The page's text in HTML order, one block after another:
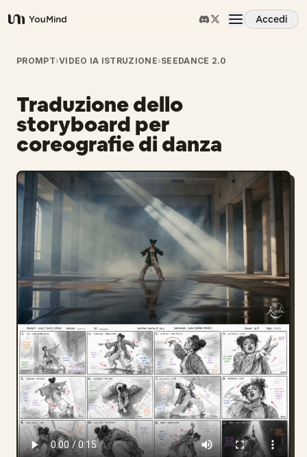
YouMind
Accedi
Panoramica
Casi d'uso
Abilità
Prompt
Prezzi
Scarica
Blog
Aggiornamenti
PROMPT›VIDEO IA ISTRUZIONE›SEEDANCE 2.0
Traduzione dello
storyboard per
coreografie di danza